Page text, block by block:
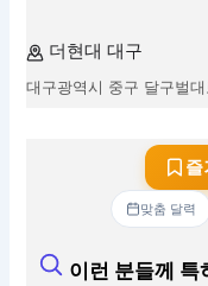
더현대 대구
대구광역시 중구 달구벌
즐
맞춤 달력
이런 분들께 특